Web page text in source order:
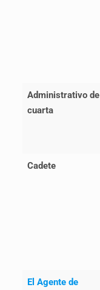
Administrativo de
cuarta
Cadete
El Agente de